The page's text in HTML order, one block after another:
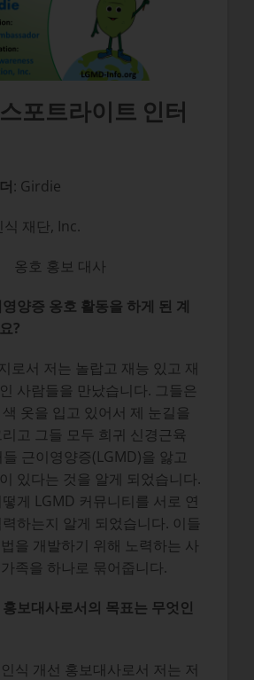
포트라이트 인터
: Girdie
식 재단, Inc.
홍보 대사
양증 옹호 활동을 하게 된 계
?
로서 저는 놀랍고 재능 있고 재
사람들을 만났습니다. 그들은
옷을 입고 있어서 제 눈길을
고 그들 모두 희귀 신경근육
근이영양증(LGMD)을 앓고
있다는 것을 알게 되었습니다.
게 LGMD 커뮤니티를 서로 연
하는지 알게 되었습니다. 이들
을 개발하기 위해 노력하는 사
족을 하나로 묶어줍니다.
보대사로서의 목표는 무엇인
식 개선 홍보대사로서 저는 저